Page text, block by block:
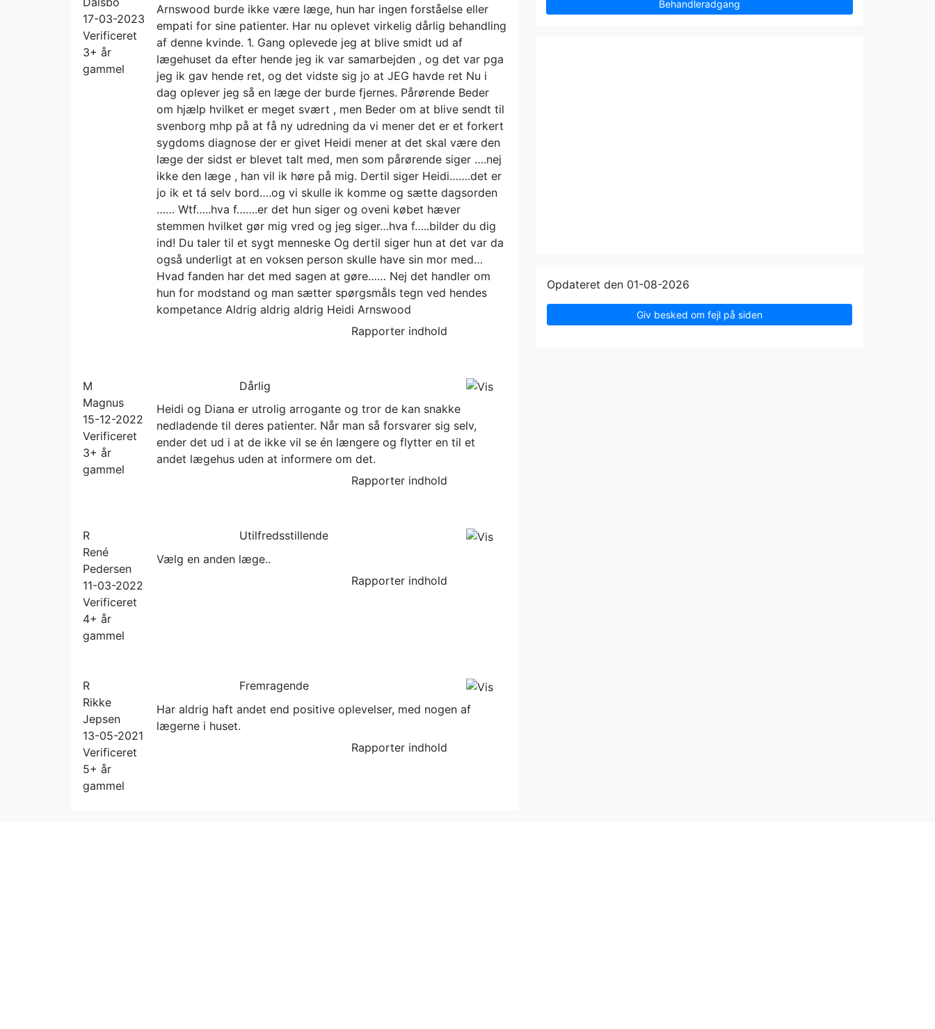
17-03-2023
Verificeret
3+ år
gammel
Arnswood burde ikke være læge, hun har ingen forståelse eller
empati for sine patienter. Har nu oplevet virkelig dårlig behandling
af denne kvinde. 1. Gang oplevede jeg at blive smidt ud af
lægehuset da efter hende jeg ik var samarbejden , og det var pga
jeg ik gav hende ret, og det vidste sig jo at JEG havde ret Nu i
dag oplever jeg så en læge der burde fjernes. Pårørende Beder
om hjælp hvilket er meget svært , men Beder om at blive sendt til
svenborg mhp på at få ny udredning da vi mener det er et forkert
sygdoms diagnose der er givet Heidi mener at det skal være den
læge der sidst er blevet talt med, men som pårørende siger ….nej
ikke den læge , han vil ik høre på mig. Dertil siger Heidi…….det er
jo ik et tá selv bord….og vi skulle ik komme og sætte dagsorden
…… Wtf…..hva f…….er det hun siger og oveni købet hæver
stemmen hvilket gør mig vred og jeg siger…hva f…..bilder du dig
ind! Du taler til et sygt menneske Og dertil siger hun at det var da
også underligt at en voksen person skulle have sin mor med…
Hvad fanden har det med sagen at gøre…… Nej det handler om
hun for modstand og man sætter spørgsmåls tegn ved hendes
kompetance Aldrig aldrig aldrig Heidi Arnswood
Rapporter indhold
M
Magnus
15-12-2022
Verificeret
3+ år
gammel
Dårlig
Heidi og Diana er utrolig arrogante og tror de kan snakke
nedladende til deres patienter. Når man så forsvarer sig selv,
ender det ud i at de ikke vil se én længere og flytter en til et
andet lægehus uden at informere om det.
Rapporter indhold
R
René
Pedersen
11-03-2022
Verificeret
4+ år
gammel
Utilfredsstillende
Vælg en anden læge..
Rapporter indhold
R
Rikke
Jepsen
13-05-2021
Verificeret
5+ år
gammel
Fremragende
Har aldrig haft andet end positive oplevelser, med nogen af
lægerne i huset.
Rapporter indhold
Behandleradgang
Opdateret den 01-08-2026
Giv besked om fejl på siden